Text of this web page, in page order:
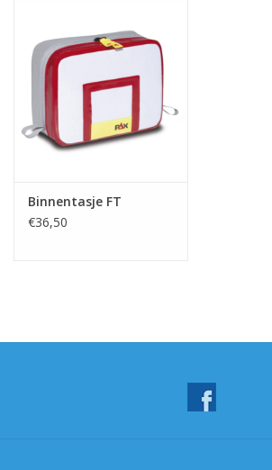
Binnentasje FT
€36,50